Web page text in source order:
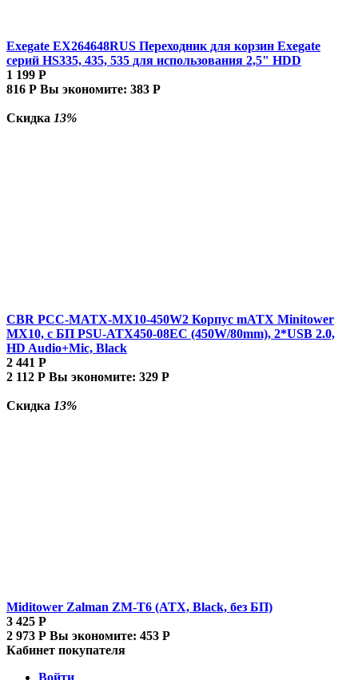
Exegate EX264648RUS Переходник для корзин Exegate
серий HS335, 435, 535 для использования 2,5" HDD
1 199 Р
816 Р Вы экономите: 383 Р
Скидка 13%
CBR PCC-MATX-MX10-450W2 Корпус mATX Minitower
MX10, c БП PSU-ATX450-08EC (450W/80mm), 2*USB 2.0,
HD Audio+Mic, Black
2 441 Р
2 112 Р Вы экономите: 329 Р
Скидка 13%
Miditower Zalman ZM-T6 (ATX, Black, без БП)
3 425 Р
2 973 Р Вы экономите: 453 Р
Кабинет покупателя
Войти